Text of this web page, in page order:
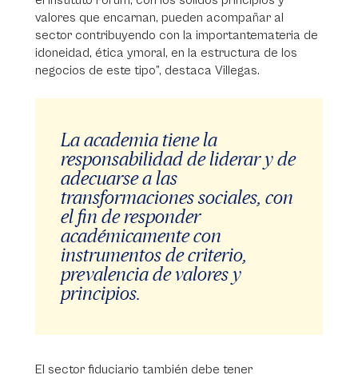
valores que encarnan, pueden acompañar al
sector contribuyendo con la importantemateria de
idoneidad, ética ymoral, en la estructura de los
negocios de este tipo”, destaca Villegas.
La academia tiene la
responsabilidad de liderar y de
adecuarse a las
transformaciones sociales, con
el fin de responder
académicamente con
instrumentos de criterio,
prevalencia de valores y
principios.
El sector fiduciario también debe tener